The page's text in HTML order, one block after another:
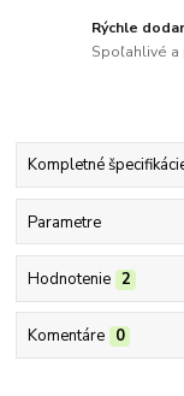
Rýchle
Spoľahlivé a
Kompletné
Parametre
Hodnotenie 2
Komentáre 0